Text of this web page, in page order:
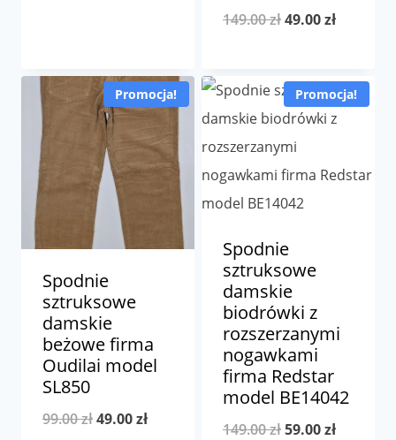
149.00złPierwotna
149.00 zł.
49.00złAktualna
49.00 zł.
Promocja!
Spodnie
sztruksowe
damskie
beżowe firma
Oudilai model
SL850
99.00złPierwotna
49.00złAktualna
Promocja!
Spodnie
sztruksowe
damskie
biodrówki z
rozszerzanymi
nogawkami
firma Redstar
model BE14042
149.00złPierwotna
59.00złAktualna